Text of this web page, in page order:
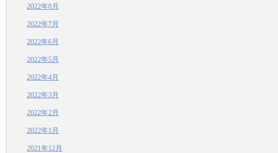
2022年8月
2022年7月
2022年6月
2022年5月
2022年4月
2022年3月
2022年2月
2022年1月
2021年12月